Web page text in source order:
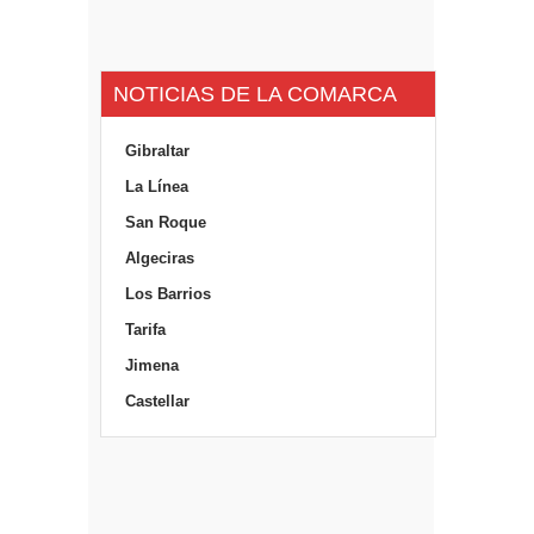
NOTICIAS DE LA COMARCA
Gibraltar
La Línea
San Roque
Algeciras
Los Barrios
Tarifa
Jimena
Castellar